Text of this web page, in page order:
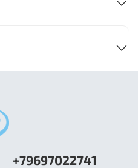
+79697022741